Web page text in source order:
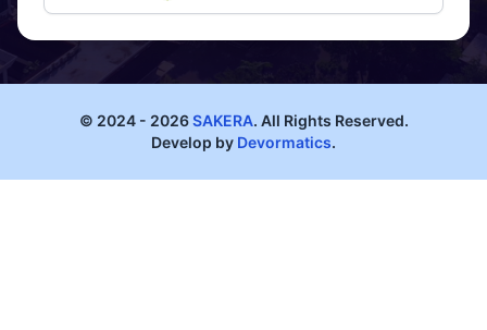
© 2024 - 2026SAKERA. All Rights Reserved.
Develop by Devormatics.